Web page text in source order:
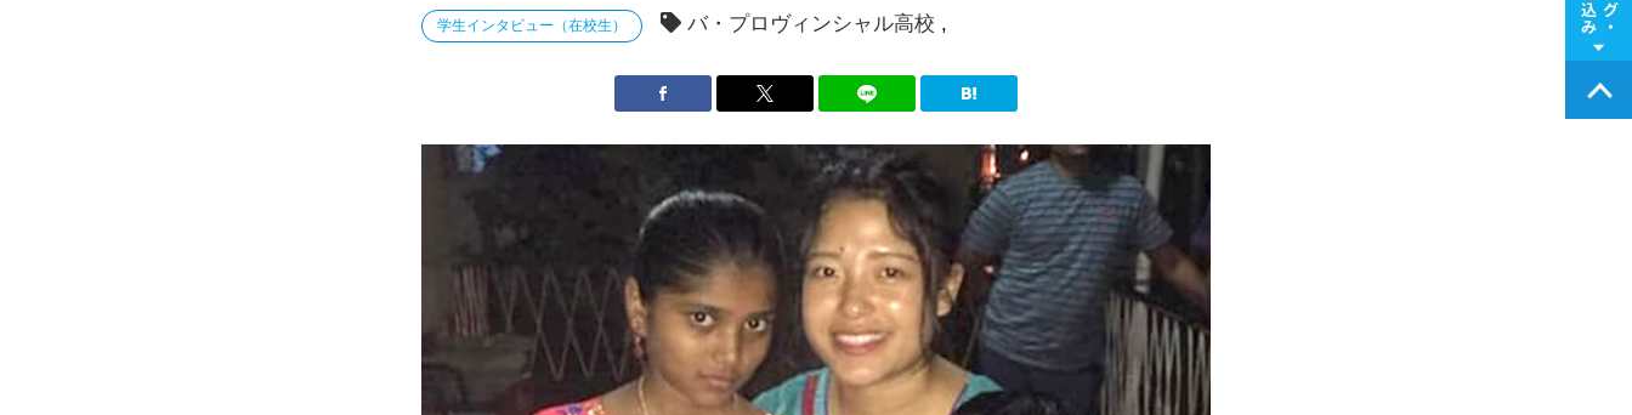
学生インタビュー（在校生） バ・プロヴィンシャル高校